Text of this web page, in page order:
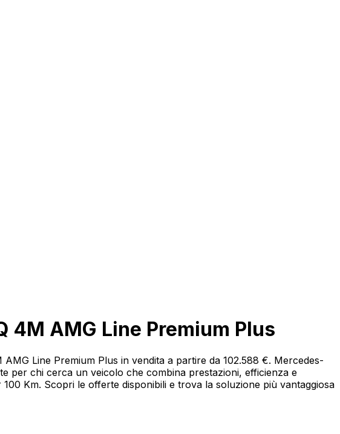
4M AMG Line Premium Plus
Line Premium Plus in vendita a partire da 102.588 €. Mercedes-
per chi cerca un veicolo che combina prestazioni, efficienza e
Km. Scopri le offerte disponibili e trova la soluzione più vantaggiosa